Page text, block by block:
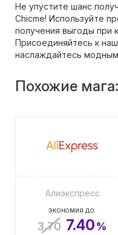
Не упустите шанс
Chicme! Используйте
получения выгоды при
Присоединяйтесь к
наслаждайтесь
Похожие
Алиэкспресс
ЭКОНОМИЯ ДО:
3.70 7.40%